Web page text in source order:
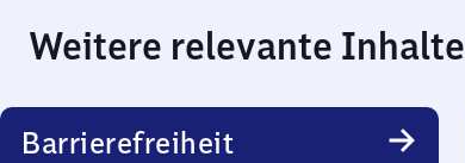
Weitere relevante Inhalte
Barrierefreiheit